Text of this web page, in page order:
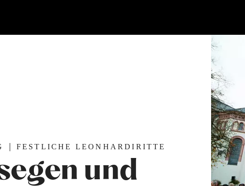
FESTLICHE LEONHARDIRITTE
und